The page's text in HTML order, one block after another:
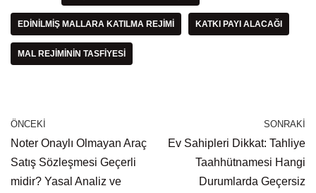
EDINILMIŞ MALLARA KATILMA REJIMI KATKI PAYI ALACAĞI
MAL REJIMININ TASFIYESI
ÖNCEKI
Noter Onaylı Olmayan Araç
Satış Sözleşmesi Geçerli
midir? Yasal Analiz ve
SONRAKI
Ev Sahipleri Dikkat: Tahliye
Taahhütnamesi Hangi
Durumlarda Geçersiz